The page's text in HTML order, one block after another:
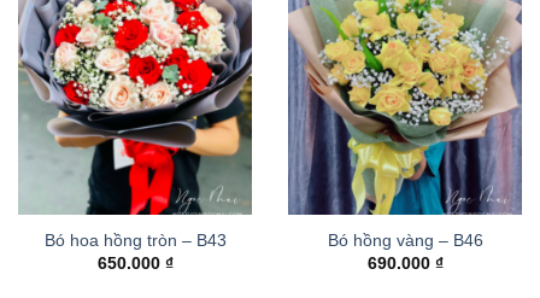
Bó hoa hồng tròn – B43
650.000 ₫
Bó hồng vàng – B46
690.000 ₫